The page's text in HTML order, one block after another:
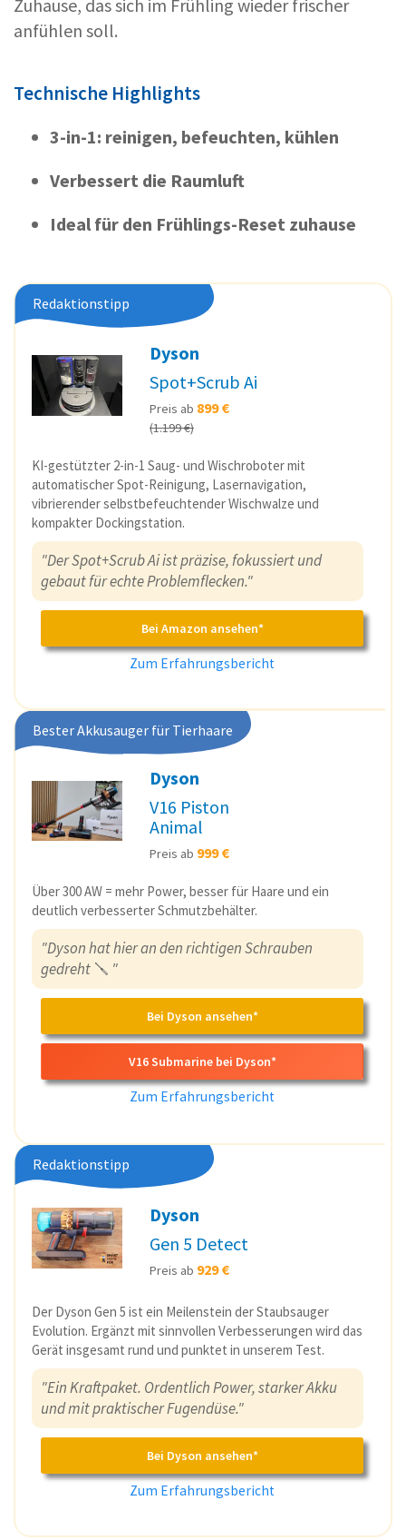
Zuhause, das sich im Frühling wieder frischer
anfühlen soll.
Technische Highlights
3-in-1: reinigen, befeuchten, kühlen
Verbessert die Raumluft
Ideal für den Frühlings-Reset zuhause
Redaktionstipp
Dyson
Spot+Scrub Ai
Preis ab 899 €
(1.199 €)
KI-gestützter 2-in-1 Saug- und Wischroboter mit
automatischer Spot-Reinigung, Lasernavigation,
vibrierender selbstbefeuchtender Wischwalze und
kompakter Dockingstation.
"Der Spot+Scrub Ai ist präzise, fokussiert und
gebaut für echte Problemflecken."
Bei Amazon ansehen*
Zum Erfahrungsbericht
Bester Akkusauger für Tierhaare
Dyson
V16 Piston
Animal
Preis ab 999 €
Über 300 AW = mehr Power, besser für Haare und ein
deutlich verbesserter Schmutzbehälter.
"Dyson hat hier an den richtigen Schrauben
gedreht 🪛 "
Bei Dyson ansehen*
V16 Submarine bei Dyson*
Zum Erfahrungsbericht
Redaktionstipp
Dyson
Gen 5 Detect
Preis ab 929 €
Der Dyson Gen 5 ist ein Meilenstein der Staubsauger
Evolution. Ergänzt mit sinnvollen Verbesserungen wird das
Gerät insgesamt rund und punktet in unserem Test.
"Ein Kraftpaket. Ordentlich Power, starker Akku
und mit praktischer Fugendüse."
Bei Dyson ansehen*
Zum Erfahrungsbericht